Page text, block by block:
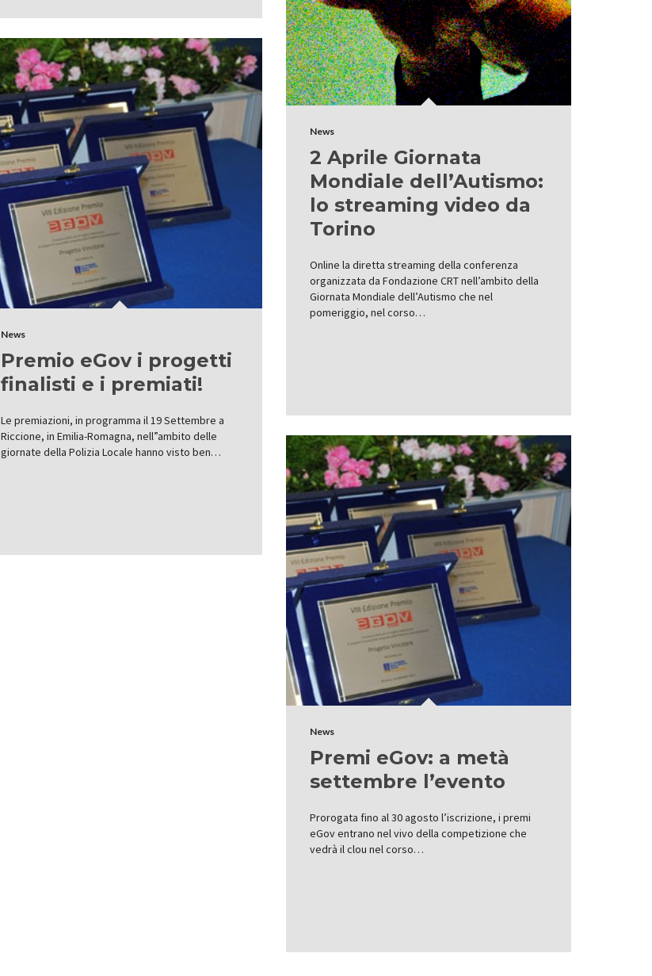
News
2 Aprile Giornata
Mondiale dell’Autismo:
lo streaming video da
Torino
Online la diretta streaming della conferenza
organizzata da Fondazione CRT nell’ambito della
Giornata Mondiale dell’Autismo che nel
pomeriggio, nel corso…
News
Premio eGov i progetti
finalisti e i premiati!
Le premiazioni, in programma il 19 Settembre a
Riccione, in Emilia-Romagna, nell”ambito delle
giornate della Polizia Locale hanno visto ben…
News
Premi eGov: a metà
settembre l’evento
Prorogata fino al 30 agosto l’iscrizione, i premi
eGov entrano nel vivo della competizione che
vedrà il clou nel corso…